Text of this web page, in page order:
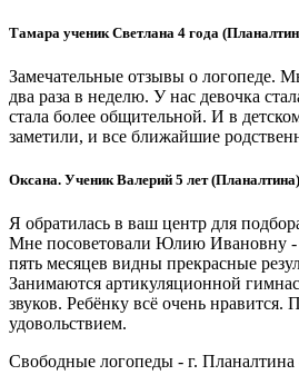
Тамара ученик Светлана 4 года
Замечательные отзывы о логопеде.
два раза в неделю. У нас девочка
стала более общительной. И в
заметили, и все ближайшие
Оксана. Ученик Валерий 5 лет (Планалтина)
Я обратилась в ваш центр для
Мне посоветовали Юлию Ивановну
пять месяцев видны прекрасные
Занимаются артикуляционной
звуков. Ребёнку всё очень нравится.
удовольствием.
Свободные логопеды - г. Планалтина